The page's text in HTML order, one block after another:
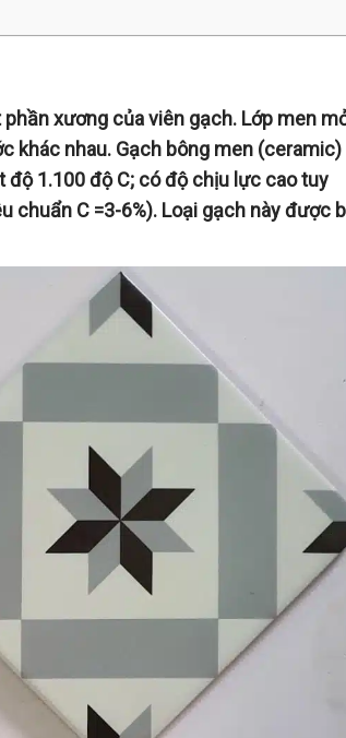
xương của viên gạch. Lớp men
khác nhau. Gạch bông men (ceramic)
1.100 độ C; có độ chịu lực cao tuy
chuẩn C =3-6%). Loại gạch này được